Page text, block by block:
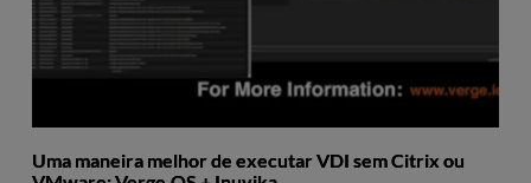
Uma maneira melhor de executar VDI sem Citrix ou